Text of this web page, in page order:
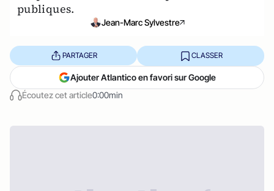
publiques.
Jean-Marc Sylvestre
Écoutez cet article0:00min
PARTAGER CLASSER
Ajouter Atlantico en favori sur Google